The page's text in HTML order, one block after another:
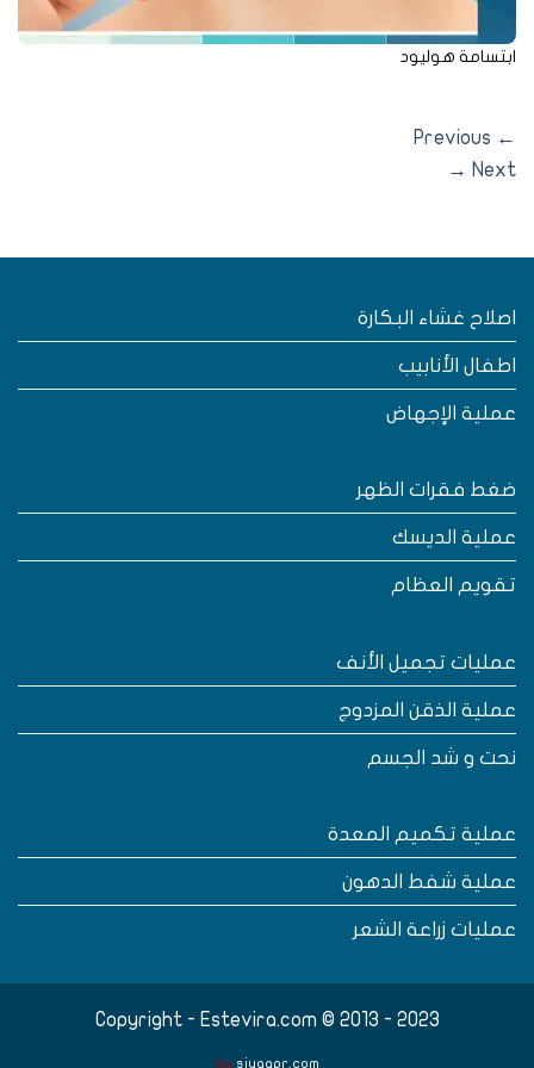
هوليود
→
غشاء البكارة
الأنابيب
الإجهاض
فقرات الظهر
الديسك
العظام
تجميل الأنف
الذقن المزدوج
و شد الجسم
تكميم المعدة
شفط الدهون
زراعة الشعر
Copyright - Estevira.com © 2013 - 2023
bysiyaqpr.com